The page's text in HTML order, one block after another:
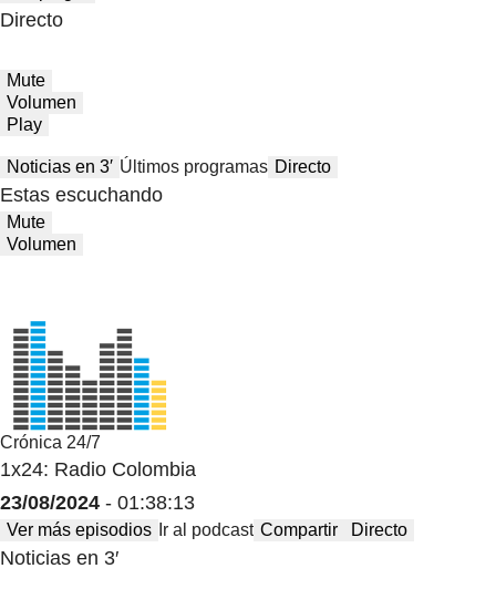
Directo
Mute
Volumen
Play
Noticias en 3′ Últimos programas Directo
Estas escuchando
Mute
Volumen
Crónica 24/7
1x24: Radio Colombia
23/08/2024 - 01:38:13
Ver más episodios Ir al podcast Compartir Directo
Noticias en 3′